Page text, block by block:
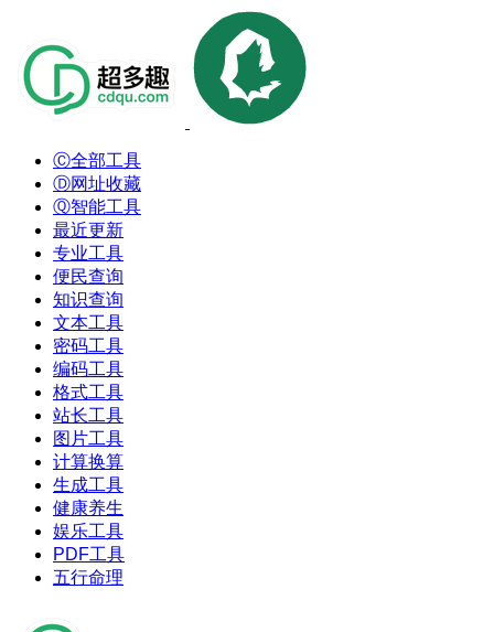
Ⓒ全部工具
Ⓓ网址收藏
Ⓠ智能工具
最近更新
专业工具
便民查询
知识查询
文本工具
密码工具
编码工具
格式工具
站长工具
图片工具
计算换算
生成工具
健康养生
娱乐工具
PDF工具
五行命理